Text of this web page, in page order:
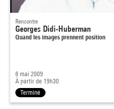
Rencontre
Georges Didi-Huberman
Quand les images prennent position
6 mai 2009
À partir de 19h30
Terminé